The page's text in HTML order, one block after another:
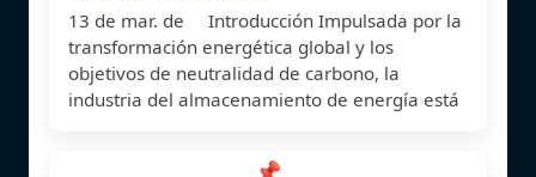
13 de mar. de Introducción Impulsada por la
transformación energética global y los
objetivos de neutralidad de carbono, la
industria del almacenamiento de energía está
📌